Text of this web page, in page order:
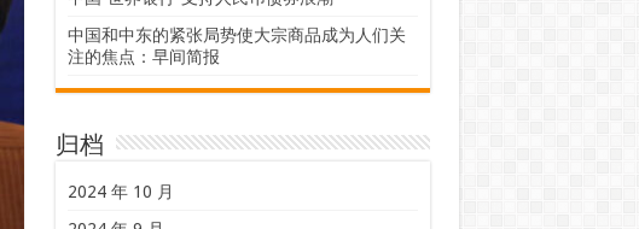
中国和中东的紧张局势使大宗商品成为人们关
注的焦点：早间简报
归档
2024 年 10 月